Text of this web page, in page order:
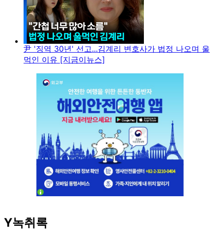
尹 '징역 30년' 선고...김계리 변호사가 법정 나오며 울
먹인 이유 [지금이뉴스]
Y녹취록